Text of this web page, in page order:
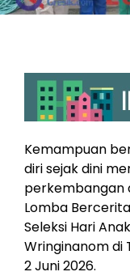
Kemampuan
diri sejak dini
perkembangan
Lomba
Seleksi Hari
Wringinanom di
2 Juni 2026.